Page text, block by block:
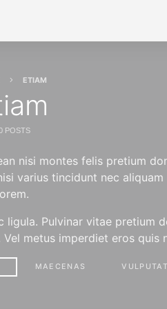
ETIAM
POSTS
nisi montes felis pretium
varius tincidunt nec
Pulvinar vitae pretium
metus imperdiet eros quis
MAECENAS